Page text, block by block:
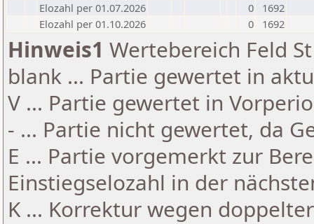
Elozahl per 01.07.2026
0
1692
Elozahl per 01.10.2026
0 1692
Hinweis1 Wertebereich Feld
blank ... Partie gewertet in
V ... Partie gewertet in
- ... Partie nicht gewertet, da
E ... Partie vorgemerkt zur
Einstiegselozahl in der
K ... Korrektur wegen